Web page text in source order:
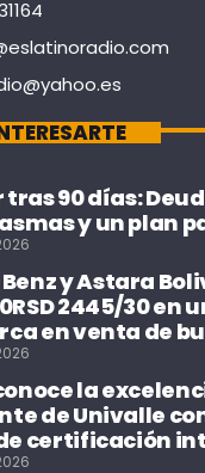
tras 90 días:
y un plan
y Astara
2445/30 en
en venta de
la
de Univalle
certificación